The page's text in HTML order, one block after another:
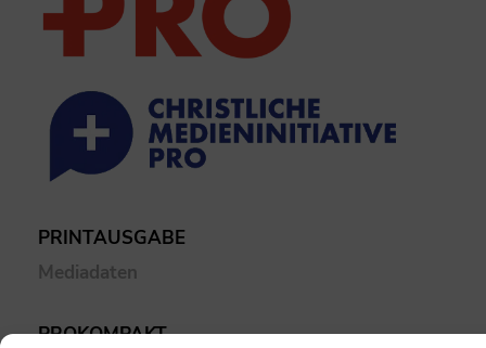
PRINTAUSGABE
Mediadaten
PROKOMPAKT